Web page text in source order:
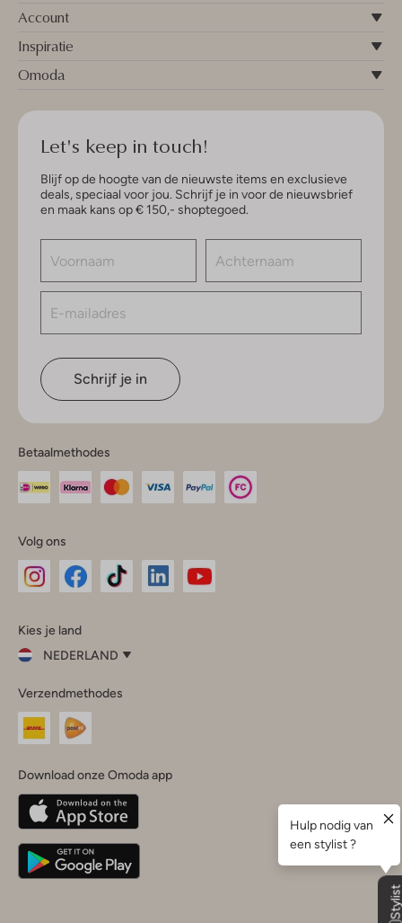
Account
Inspiratie
Omoda
Let's keep in touch!
Blijf op de hoogte van de nieuwste items en exclusieve
deals, speciaal voor jou. Schrijf je in voor de nieuwsbrief
en maak kans op € 150,- shoptegoed.
Schrijf je in
Betaalmethodes
Volg ons
InstagramFacebook
Kies je land
NEDERLAND
je
land
Nederland
Belgique(Français)
Deutschland
Verzendmethodes
Download onze Omoda app